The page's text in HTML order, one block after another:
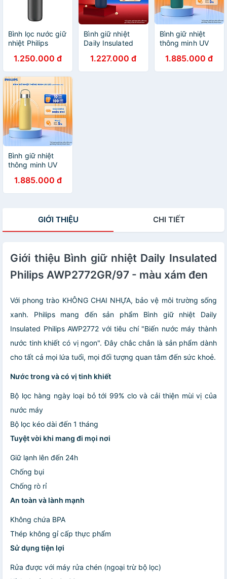
Bình lọc nước giữ
nhiệt Philips
- Hàng chính
hãng
1.250.000 đ
Bình giữ nhiệt
Daily Insulated
AWP2772NB/97
1.227.000 đ
Bình giữ nhiệt
thông minh UV
AWP2788GN/74
- Xanh lá
1.885.000 đ
Bình giữ nhiệt
thông minh UV
AWP2788YL/74 -
Vàng
1.885.000 đ
GIỚI THIỆU CHI TIẾT
Giới thiệu Bình giữ nhiệt Daily Insulated
Philips AWP2772GR/97 - màu xám đen
Với phong trào KHÔNG CHAI NHỰA, bảo vệ môi trường sống
xanh. Philips mang đến sản phẩm Bình giữ nhiệt Daily
Insulated Philips AWP2772 với tiêu chí "Biến nước máy thành
nước tinh khiết có vị ngon". Đây chắc chắn là sản phẩm dành
cho tất cả mọi lứa tuổi, mọi đối tượng quan tâm đến sức khoẻ.
Nước trong và có vị tinh khiết
Bộ lọc hàng ngày loại bỏ tới 99% clo và cải thiện mùi vị của
nước máy
Bộ lọc kéo dài đến 1 tháng
Tuyệt vời khi mang đi mọi nơi
Giữ lạnh lên đến 24h
Chống bụi
Chống rò rỉ
An toàn và lành mạnh
Không chứa BPA
Thép không gỉ cấp thực phẩm
Sử dụng tiện lợi
Rửa được với máy rửa chén (ngoại trừ bộ lọc)